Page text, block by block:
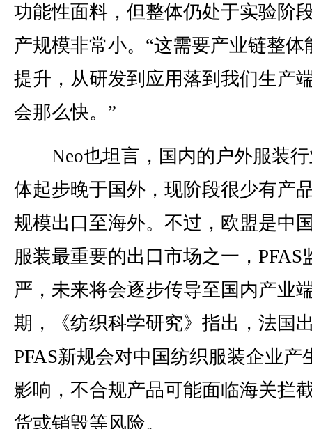
功能性面料，但整体仍处于实验阶
产规模非常小。“这需要产业链整体
提升，从研发到应用落到我们生产
会那么快。”
Neo也坦言，国内的户外服装行
体起步晚于国外，现阶段很少有产
规模出口至海外。不过，欧盟是中
服装最重要的出口市场之一，PFAS
严，未来将会逐步传导至国内产业
期，《纺织科学研究》指出，法国
PFAS新规会对中国纺织服装企业产
影响，不合规产品可能面临海关拦
货或销毁等风险。